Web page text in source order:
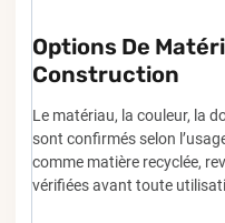
Options De
Construction
Le matériau, la couleur, la
sont confirmés selon
comme matière recyclée,
vérifiées avant toute